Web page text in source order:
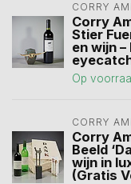
CORRY
Corry
Stier
en wijn
Op
CORRY
Corry
Beeld
wijn in
(Gratis